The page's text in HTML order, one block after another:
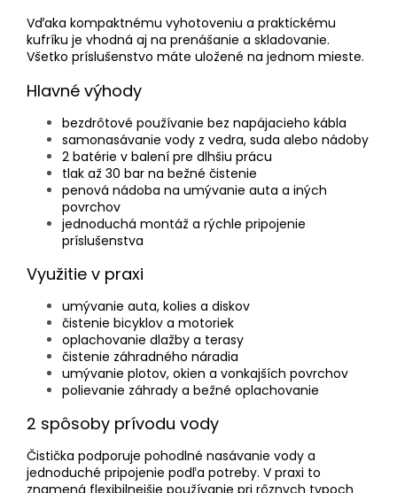
Vďaka kompaktnému vyhotoveniu a praktickému
kufríku je vhodná aj na prenášanie a skladovanie.
Všetko príslušenstvo máte uložené na jednom mieste.
Hlavné výhody
bezdrôtové používanie bez napájacieho kábla
samonasávanie vody z vedra, suda alebo nádoby
2 batérie v balení pre dlhšiu prácu
tlak až 30 bar na bežné čistenie
penová nádoba na umývanie auta a iných
povrchov
jednoduchá montáž a rýchle pripojenie
príslušenstva
Využitie v praxi
umývanie auta, kolies a diskov
čistenie bicyklov a motoriek
oplachovanie dlažby a terasy
čistenie záhradného náradia
umývanie plotov, okien a vonkajších povrchov
polievanie záhrady a bežné oplachovanie
2 spôsoby prívodu vody
Čistička podporuje pohodlné nasávanie vody a
jednoduché pripojenie podľa potreby. V praxi to